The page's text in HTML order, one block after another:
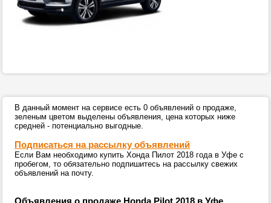
В данный момент на сервисе есть 0 объявлений о продаже,
зеленым цветом выделены объявления, цена которых ниже
средней - потенциально выгодные.
Подписаться на рассылку объявлений
Если Вам необходимо купить Хонда Пилот 2018 года в Уфе с
пробегом, то обязательно подпишитесь на рассылку свежих
объявлений на почту.
Объявления о продаже Honda Pilot 2018 в Уфе